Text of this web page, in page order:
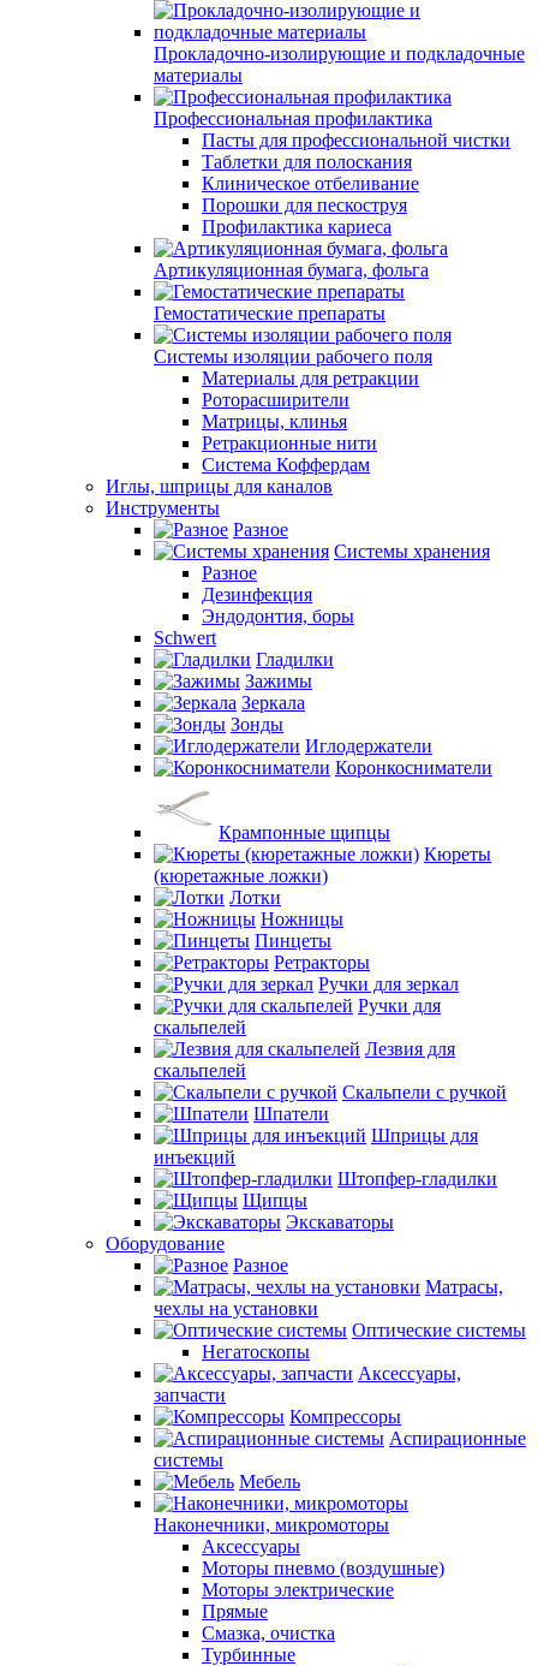
Прокладочно-изолирующие и подкладочные
материалы
Профессиональная профилактика
Пасты для профессиональной чистки
Таблетки для полоскания
Клиническое отбеливание
Порошки для пескоструя
Профилактика кариеса
Артикуляционная бумага, фольга
Гемостатические препараты
Системы изоляции рабочего поля
Материалы для ретракции
Роторасширители
Матрицы, клинья
Ретракционные нити
Система Коффердам
Иглы, шприцы для каналов
Инструменты
Разное
Системы хранения
Разное
Дезинфекция
Эндодонтия, боры
Schwert
Гладилки
Зажимы
Зеркала
Зонды
Иглодержатели
Коронкосниматели
Крампонные щипцы
Кюреты
(кюретажные ложки)
Лотки
Ножницы
Пинцеты
Ретракторы
Ручки для зеркал
Ручки для
скальпелей
Лезвия для
скальпелей
Скальпели с ручкой
Шпатели
Шприцы для
инъекций
Штопфер-гладилки
Щипцы
Экскаваторы
Оборудование
Разное
Матрасы,
чехлы на установки
Оптические системы
Негатоскопы
Аксессуары,
запчасти
Компрессоры
Аспирационные
системы
Мебель
Наконечники, микромоторы
Аксессуары
Моторы пневмо (воздушные)
Моторы электрические
Прямые
Смазка, очистка
Турбинные